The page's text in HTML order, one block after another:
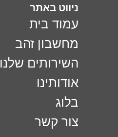
ניווט באתר
עמוד בית
מחשבון זהב
השירותים שלנו
אודותינו
בלוג
צור קשר